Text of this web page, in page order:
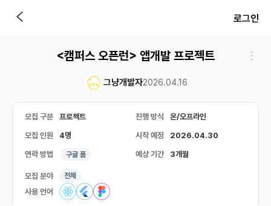
로그인
<캠퍼스 오픈런> 앱개발 프로젝트
그냥개발자2026.04.16
모집 구분 프로젝트 진행 방식 온/오프라인
모집 인원 4명 시작 예정 2026.04.30
연락 방법 구글 폼 예상 기간 3개월
모집 분야 전체
사용 언어